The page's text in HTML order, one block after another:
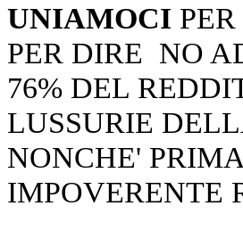
UNIAMOCI
PER DIRE NO
76% DEL
LUSSURIE
NONCHE'
IMPOVERENTE